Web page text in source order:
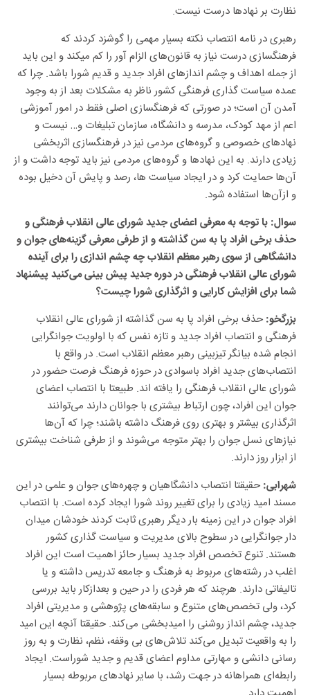
رهبری در نامه انتصاب نکته بسیار مهمی را گوشزد کردند که
فرهنگسازی درست نیاز به قانون‌های الزام آور را کم میکند و این باید
از جمله اهداف و چشم انداز‌های افراد جدید و قدیم شورا باشد. چرا که
عمده سیاست گذاری فرهنگی کشور ناظر به مشکلات بعد از به وجود
آمدن آن است؛ در صورتی که فرهنگسازی اصلی فقط در امور آموزشی
اعم از مهد کودک، مدرسه و دانشگاه، سازمان تبلیغات و… نیست و
نهاد‌های خصوصی و گروه‌های مردمی نیز در فرهنگسازی اثربخشی
زیادی دارند. به این نهاد‌ها و گروه‌های مردمی نیز باید توجه داشت و از
آن‌ها حمایت کرد و در ایجاد سیاست ها، رصد و پایش آن دخیل بوده
و ازآن‌ها استفاده شود.
سوال: با توجه به معرفی اعضای جدید شورای عالی انقلاب فرهنگی و
حذف برخی افراد پا به سن گذاشته و از طرفی معرفی گزینه‌های جوان و
دانشگاهی از سوی رهبر معظم انقلاب چه چشم اندازی را برای آینده
شورای عالی انقلاب فرهنگی در دوره جدید پیش بینی می‌کنید پیشنهاد
شما برای افزایش کارایی و اثرگذاری شورا چیست؟
بزرگخو:حذف برخی افراد پا به سن گذاشته از شورای عالی انقلاب
فرهنگی و انتصاب افراد جدید و تازه نفس که با اولویت جوانگرایی
انجام شده بیانگر تیزبینی رهبر معظم انقلاب است. در واقع با
انتصاب‌های جدید افراد باسوادی در حوزه فرهنگ فرصت حضور در
شورای عالی انقلاب فرهنگی را یافته اند. طبیعتا با انتصاب اعضای
جوان این افراد، چون ارتباط بیشتری با جوانان دارند می‌توانند
اثرگذاری بیشتر و بهتری روی فرهنگ داشته باشند؛ چرا که آن‌ها
نیاز‌های نسل جوان را بهتر متوجه می‌شوند و از طرفی شناخت بیشتری
از ابزار روز دارند.
شهرابی:حقیقتا انتصاب دانشگاهیان و چهره‌های جوان و علمی در این
مسند امید زیادی را برای تغییر روند شورا ایجاد کرده است. با انتصاب
افراد جوان در این زمینه بار دیگر رهبری ثابت کردند خودشان میدان
دار جوانگرایی در سطوح بالای مدیریت و سیاست گذاری کشور
هستند. تنوع تخصص افراد جدید بسیار حائز اهمیت است این افراد
اغلب در رشته‌های مربوط به فرهنگ و جامعه تدریس داشته و یا
تالیفاتی دارند. هرچند که هر فردی را در حین و بعدازکار باید بررسی
کرد، ولی تخصص‌های متنوع و سابقه‌های پژوهشی و مدیریتی افراد
جدید، چشم انداز روشنی را امیدبخشی می‌کند. حقیقتا آنچه این امید
را به واقعیت تبدیل می‌کند تلاش‌های بی وقفه، نظم، نظارت و به روز
رسانی دانشی و مهارتی مداوم اعضای قدیم و جدید شوراست. ایجاد
رابطه‌ای همراهانه در جهت رشد، با سایر نهاد‌های مربوطه بسیار
اهمیت دارد.